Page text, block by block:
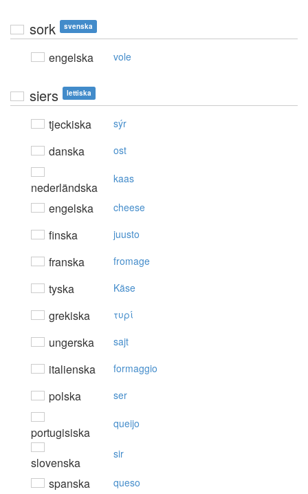
sork svenska
engelska vole
siers lettiska
tjeckiska sýr
danska ost
nederländska
kaas
engelska cheese
finska juusto
franska fromage
tyska Käse
grekiska τυρί
ungerska sajt
italienska formaggio
polska ser
portugisiska
queijo
slovenska
sir
spanska queso